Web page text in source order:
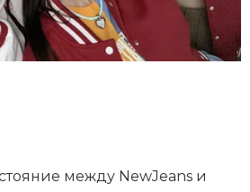
между NewJeans и